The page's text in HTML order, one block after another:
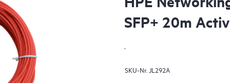
SFP+ 20m
.
SKU-Nr. JL292A